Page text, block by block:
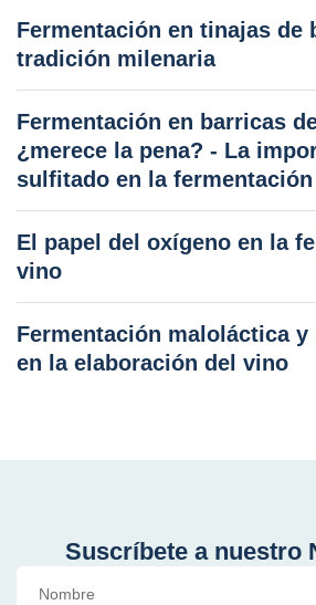
Fermentación en tinajas de
tradición milenaria
Fermentación en barricas
¿merece la pena? - La
sulfitado en la fermentación
El papel del oxígeno en la
vino
Fermentación maloláctica
en la elaboración del vino
Suscríbete a nuestro